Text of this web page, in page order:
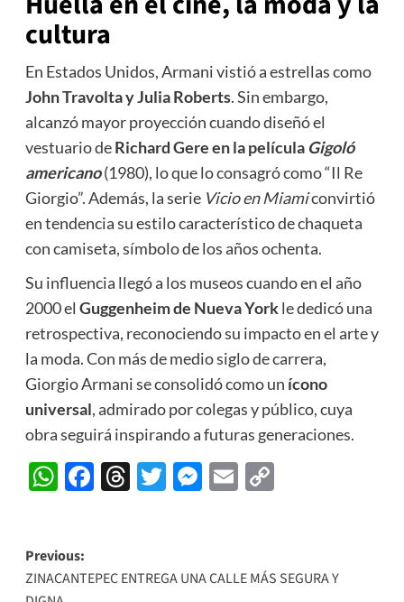
cultura
En Estados Unidos, Armani vistió a estrellas como
John Travolta y Julia Roberts. Sin embargo,
alcanzó mayor proyección cuando diseñó el
vestuario deRichard Gere en la película Gigoló
americano(1980), lo que lo consagró como “Il Re
Giorgio”. Además, la serie Vicio en Miamiconvirtió
en tendencia su estilo característico de chaqueta
con camiseta, símbolo de los años ochenta.
Su influencia llegó a los museos cuando en el año
2000 el Guggenheim de Nueva Yorkle dedicó una
retrospectiva, reconociendo su impacto en el arte y
la moda. Con más de medio siglo de carrera,
Giorgio Armani se consolidó como un ícono
universal, admirado por colegas y público, cuya
obra seguirá inspirando a futuras generaciones.
WhatsApp
Facebook
Threads
Twitter
Messenger
EmailCopy
Post
navigation
Previous:
ZINACANTEPEC ENTREGA UNA CALLE MÁS SEGURA Y